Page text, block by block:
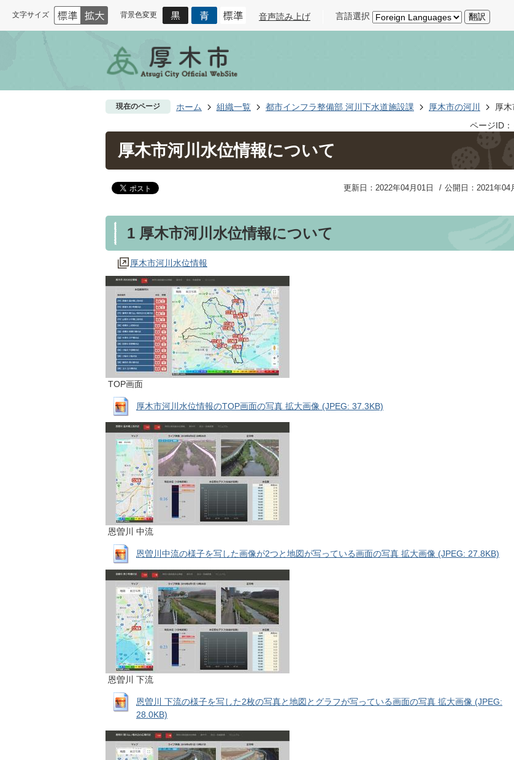
文字サイズ 背景色変更 音声読み上げ 言語選択 翻訳
現在のページ ホーム 組織一覧 都市インフラ整備部 河川下水道施設課 厚木市の河川
厚
ページID：
厚木市河川水位情報について
更新日：2022年04月01日 公開日：2021年04
1 厚木市河川水位情報について
厚木市河川水位情報
TOP画面
厚木市河川水位情報のTOP画面の写真 拡大画像 (JPEG: 37.3KB)
恩曽川 中流
恩曽川中流の様子を写した画像が2つと地図が写っている画面の写真 拡大画像 (JPEG: 27.8KB)
恩曽川 下流
恩曽川 下流の様子を写した2枚の写真と地図とグラフが写っている画面の写真 拡大画像 (JPEG:
28.0KB)